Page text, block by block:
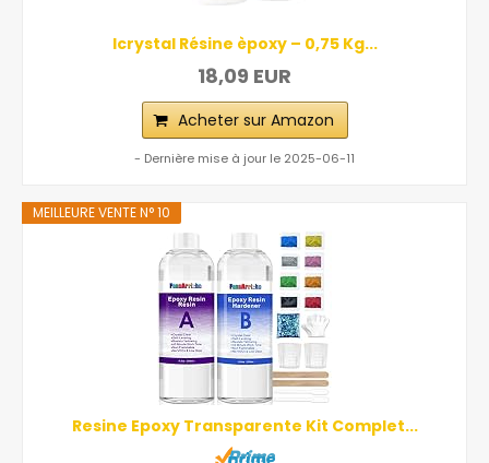
Icrystal Résine èpoxy – 0,75 Kg...
18,09 EUR
Acheter sur Amazon
- Dernière mise à jour le 2025-06-11
MEILLEURE VENTE N° 10
Resine Epoxy Transparente Kit Complet...